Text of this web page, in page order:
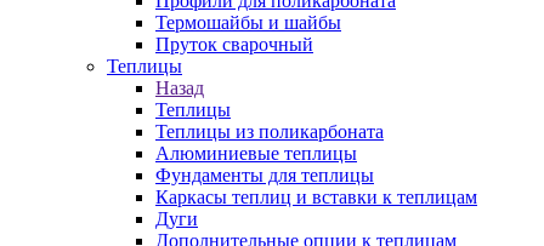
Термошайбы и шайбы
Пруток сварочный
Теплицы
Назад
Теплицы
Теплицы из поликарбоната
Алюминиевые теплицы
Фундаменты для теплицы
Каркасы теплиц и вставки к теплицам
Дуги
Дополнительные опции к теплицам